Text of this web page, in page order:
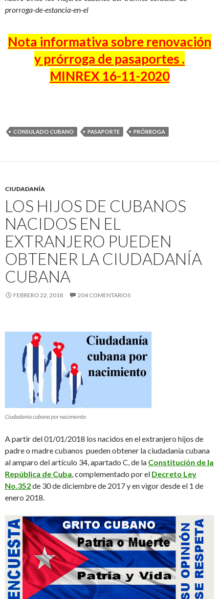
prorroga-de-estancia-en-el
Nota informativa sobre renovación
y prórroga de pasaportes .
MINREX 16-11-2020
CONSULADO CUBANO PASAPORTE PRÓRROGA
CIUDADANÍA
LOS HIJOS DE CUBANOS
NACIDOS EN EL
EXTRANJERO PUEDEN
OBTENER LA CIUDADANÍA
CUBANA
FEBRERO 22, 2018 204 COMENTARIOS
Ciudadanía cubana por nacimiento
A partir del 01/01/2018 los nacidos en el extranjero hijos de
padre o madre cubanos pueden obtener la ciudadanía cubana
al amparo del artículo 34, apartado C, de la Constitución de la
República de Cuba , complementado por el Decreto Ley
No.352de 30 de diciembre de 2017 y en vigor desde el 1 de
enero 2018.